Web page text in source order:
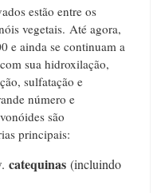
estão entre os
vegetais. Até agora,
e ainda se continuam a
sua hidroxilação,
sulfatação e
número e
são
principais:
catequinas (incluindo